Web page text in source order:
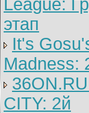
League:
этап
It's
Madness:
CITY: 2й